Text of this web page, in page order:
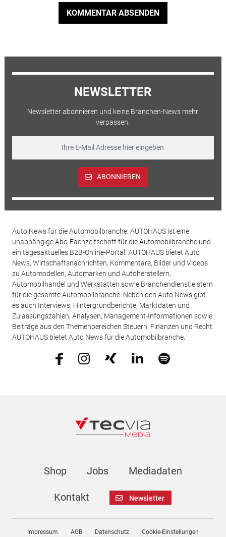
KOMMENTAR ABSENDEN
NEWSLETTER
Newsletter abonnieren und keine Branchen-News mehr
verpassen.
ABONNIEREN
Auto News für die Automobilbranche: AUTOHAUS ist eine
unabhängige Abo-Fachzeitschrift für die Automobilbranche und
ein tagesaktuelles B2B-Online-Portal. AUTOHAUS bietet Auto
News, Wirtschaftsnachrichten, Kommentare, Bilder und Videos
zu Automodellen, Automarken und Autoherstellern,
Automobilhandel und Werkstätten sowie Branchendienstleistern
für die gesamte Automobilbranche. Neben den Auto News gibt
es auch Interviews, Hintergrundberichte, Marktdaten und
Zulassungszahlen, Analysen, Management-Informationen sowie
Beiträge aus den Themenbereichen Steuern, Finanzen und Recht.
AUTOHAUS bietet Auto News für die Automobilbranche.
Shop Jobs Mediadaten
Kontakt Newsletter
Impressum AGB Datenschutz Cookie-Einstellungen